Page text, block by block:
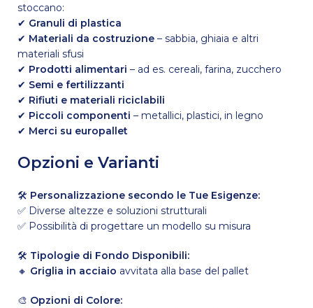
stoccano:
✔ Granuli di plastica
✔ Materiali da costruzione – sabbia, ghiaia e altri
materiali sfusi
✔ Prodotti alimentari – ad es. cereali, farina, zucchero
✔ Semi e fertilizzanti
✔ Rifiuti e materiali riciclabili
✔ Piccoli componenti – metallici, plastici, in legno
✔ Merci su europallet
Opzioni e Varianti
🛠 Personalizzazione secondo le Tue Esigenze:
✅ Diverse altezze e soluzioni strutturali
✅ Possibilità di progettare un modello su misura
🛠 Tipologie di Fondo Disponibili:
🔸 Griglia in acciaio avvitata alla base del pallet
🎨 Opzioni di Colore: